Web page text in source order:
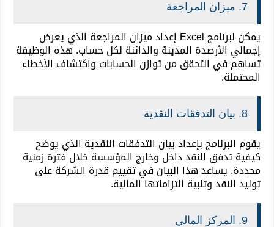
7. ميزان المراجعة
يمكن لبرنامج Excel إعداد ميزان المراجعة الذي يعرض
إجمالي الأرصدة المدينة والدائنة لكل حساب. هذه الوظيفة
تساهم في التحقق من توازن الحسابات واكتشاف الأخطاء
المحتملة.
8. بيان التدفقات النقدية
يقوم البرنامج بإعداد بيان التدفقات النقدية الذي يوضح
كيفية تدفق النقد داخل وخارج المؤسسة خلال فترة زمنية
محددة. يساعد هذا البيان في تقييم قدرة الشركة على
توليد النقد وتلبية التزاماتها المالية.
9. المركز المالي